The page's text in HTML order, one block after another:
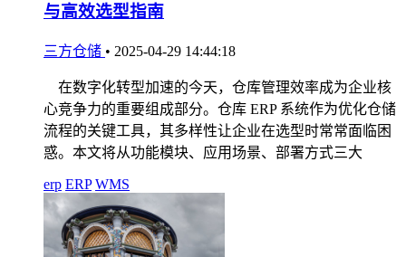
与高效选型指南
三方仓储 • 2025-04-29 14:44:18
在数字化转型加速的今天，仓库管理效率成为企业核
心竞争力的重要组成部分。仓库 ERP 系统作为优化仓储
流程的关键工具，其多样性让企业在选型时常常面临困
惑。本文将从功能模块、应用场景、部署方式三大
erp ERP WMS